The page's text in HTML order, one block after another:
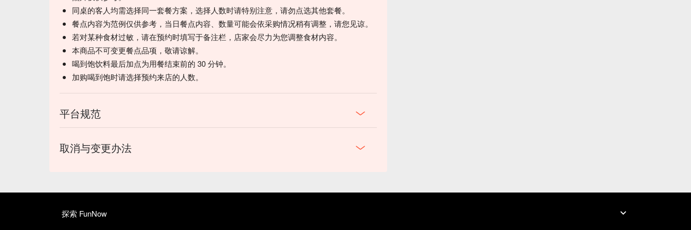
同桌的客人均需选择同一套餐方案，选择人数时请特别注意，请勿点选其他套餐。
餐点内容为范例仅供参考，当日餐点内容、数量可能会依采购情况稍有调整，请您见谅。
若对某种食材过敏，请在预约时填写于备注栏，店家会尽力为您调整食材内容。
本商品不可变更餐点品项，敬请谅解。
喝到饱饮料最后加点为用餐结束前的 30 分钟。
加购喝到饱时请选择预约来店的人数。
平台规范
取消与变更办法
探索 FunNow